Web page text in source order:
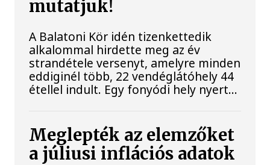
mutatjuk!
A Balatoni Kör idén tizenkettedik
alkalommal hirdette meg az év
strandétele versenyt, amelyre minden
eddiginél több, 22 vendéglátóhely 44
étellel indult. Egy fonyódi hely nyert...
Meglepték az elemzőket
a júliusi inflációs adatok